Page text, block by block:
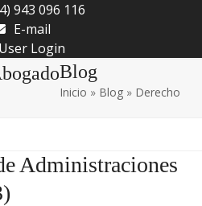
943 096 116
E-mail
User Login
Blog
Inicio » Blog » Derecho
Administraciones